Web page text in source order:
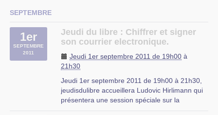
Les antennes
Espace membres
SEPTEMBRE
1er
SEPTEMBRE
2011
Jeudi du libre : Chiffrer et signer
son courrier electronique.
Jeudi 1er septembre 2011 de 19h00 à
21h30
Jeudi 1er septembre 2011 de 19h00 à 21h30,
jeudisdulibre accueillera Ludovic Hirlimann qui
présentera une session spéciale sur la